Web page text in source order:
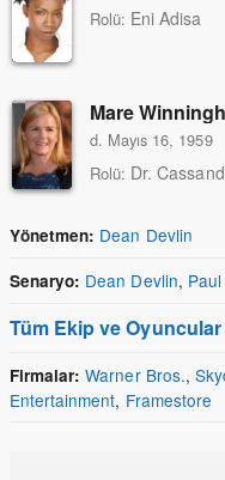
Rolü: Eni Adisa
Mare
d. Mayıs 16, 1959
Rolü: Dr.
Yönetmen: Dean Devlin
Senaryo: Dean Devlin,
Tüm Ekip ve
Firmalar: Warner Bros.,
Entertainment, Framestore